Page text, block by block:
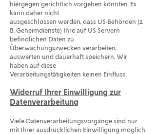
hiergegen gerichtlich vorgehen könnten. Es
kann daher nicht
ausgeschlossen werden, dass US-Behörden (z.
B. Geheimdienste) Ihre auf US-Servern
befindlichen Daten zu
Überwachungszwecken verarbeiten,
auswerten und dauerhaft speichern. Wir
haben auf diese
Verarbeitungstätigkeiten keinen Einfluss.
Widerruf Ihrer Einwilligung zur
Datenverarbeitung
Viele Datenverarbeitungsvorgänge sind nur
mit Ihrer ausdrücklichen Einwilligung möglich.